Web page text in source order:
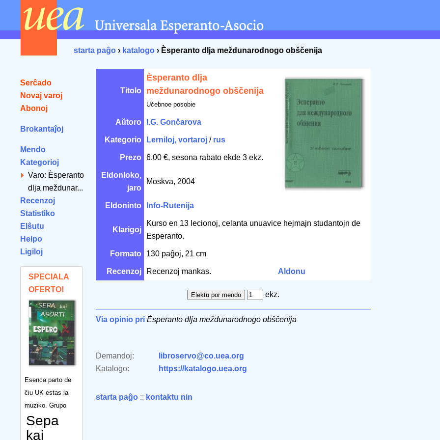
starta paĝo › katalogo › Èsperanto dlja meždunarodnogo obščenija
Serĉado
Novaj varoj
Abonoj
Brokantaĵoj
Mendo
Kategorioj
Varo: Èsperanto
dlja meždunar...
Recenzoj
Statistiko
Elŝutu
Helpo
Ligiloj
SPECIALA
OFERTO!
Esenca parto de
ĉiu UK estas la
muziko. Grupo
Sepa
kaj
Titolo
Èsperanto dlja
meždunarodnogo obščenija
Učebnoe posobie
Aŭtoro I.G. Gončarova
Kategorio Lerniloj, vortaroj / rus
Prezo 6.00 €, sesona rabato ekde 3 ekz.
Eldonloko,
jaro
Moskva, 2004
Eldoninto Info-Rutenija
Klarigoj
Kurso en 13 lecionoj, celanta unuavice hejmajn studantojn de
Esperanto.
Formato 130 paĝoj, 21 cm
Recenzoj Recenzoj mankas. Aldonu
ekz.
Via opinio pri Èsperanto dlja meždunarodnogo obščenija
Demandoj:
libroservo@co.uea.org
Katalogo:
https://katalogo.uea.org
starta paĝo :: kontaktu nin